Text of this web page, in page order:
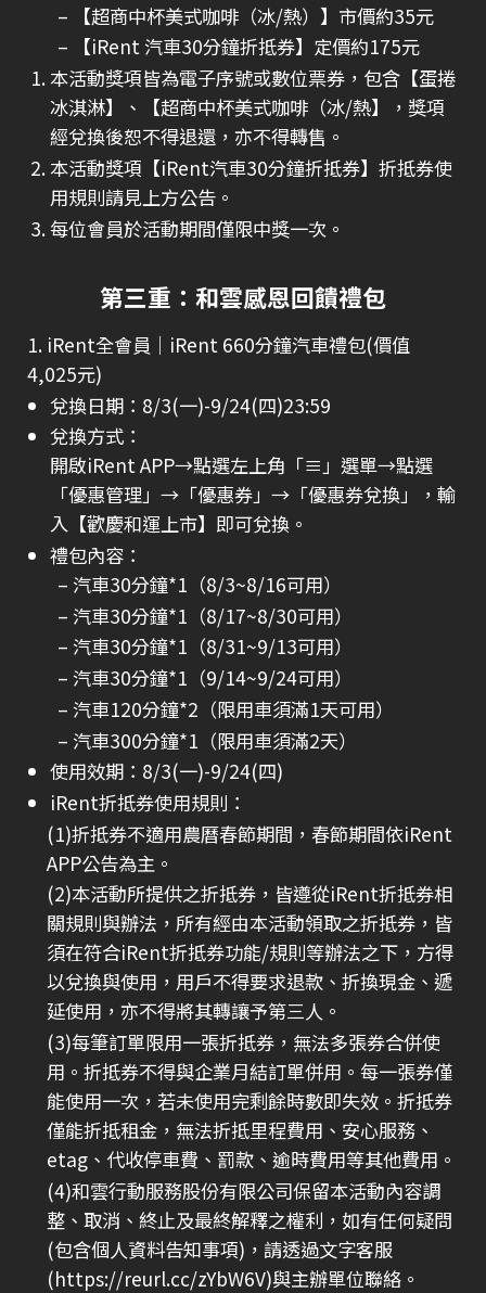
【超商中杯美式咖啡（冰/熱）】市價約35元
【iRent 汽車30分鐘折抵券】定價約175元
本活動獎項皆為電子序號或數位票券，包含【蛋捲
冰淇淋】、【超商中杯美式咖啡（冰/熱】，獎項
經兌換後恕不得退還，亦不得轉售。
本活動獎項【iRent汽車30分鐘折抵券】折抵券使
用規則請見上方公告。
每位會員於活動期間僅限中獎一次。
第三重：和雲感恩回饋禮包
1. iRent全會員｜iRent 660分鐘汽車禮包(價值
4,025元)
兌換日期：8/3(一)-9/24(四)23:59
兌換方式：
開啟iRent APP→點選左上角「≡」選單→點選
「優惠管理」→「優惠券」→「優惠券兌換」，輸
入【歡慶和運上市】即可兌換。
禮包內容：
汽車30分鐘*1（8/3~8/16可用）
汽車30分鐘*1（8/17~8/30可用）
汽車30分鐘*1（8/31~9/13可用）
汽車30分鐘*1（9/14~9/24可用）
汽車120分鐘*2（限用車須滿1天可用）
汽車300分鐘*1（限用車須滿2天）
使用效期：8/3(一)-9/24(四)
iRent折抵券使用規則：
(1)折抵券不適用農曆春節期間，春節期間依iRent
APP公告為主。
(2)本活動所提供之折抵券，皆遵從iRent折抵券相
關規則與辦法，所有經由本活動領取之折抵券，皆
須在符合iRent折抵券功能/規則等辦法之下，方得
以兌換與使用，用戶不得要求退款、折換現金、遞
延使用，亦不得將其轉讓予第三人。
(3)每筆訂單限用一張折抵券，無法多張券合併使
用。折抵券不得與企業月結訂單併用。每一張券僅
能使用一次，若未使用完剩餘時數即失效。折抵券
僅能折抵租金，無法折抵里程費用、安心服務、
etag、代收停車費、罰款、逾時費用等其他費用。
(4)和雲行動服務股份有限公司保留本活動內容調
整、取消、終止及最終解釋之權利，如有任何疑問
(包含個人資料告知事項)，請透過文字客服
(https://reurl.cc/zYbW6V)與主辦單位聯絡。